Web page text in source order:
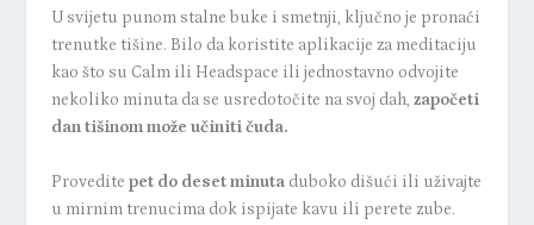
U svijetu punom stalne buke i smetnji, ključno je pronaći
trenutke tišine. Bilo da koristite aplikacije za meditaciju
kao što su Calm ili Headspace ili jednostavno odvojite
nekoliko minuta da se usredotočite na svoj dah, započeti
dan tišinom može učiniti čuda.
Provedite pet do deset minuta duboko dišući ili uživajte
u mirnim trenucima dok ispijate kavu ili perete zube.